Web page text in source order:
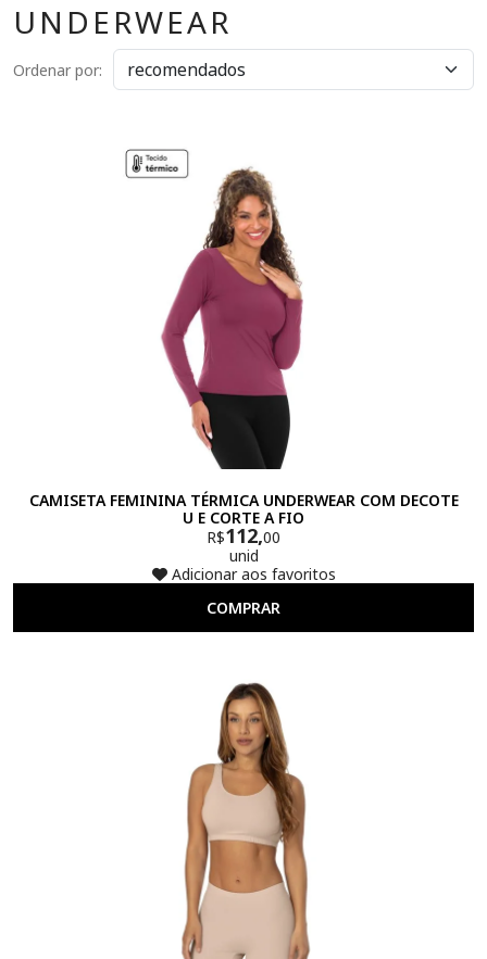
UNDERWEAR
Ordenar por:
CAMISETA FEMININA TÉRMICA UNDERWEAR COM DECOTE
U E CORTE A FIO
R$112,00
unid
Adicionar aos favoritos
COMPRAR